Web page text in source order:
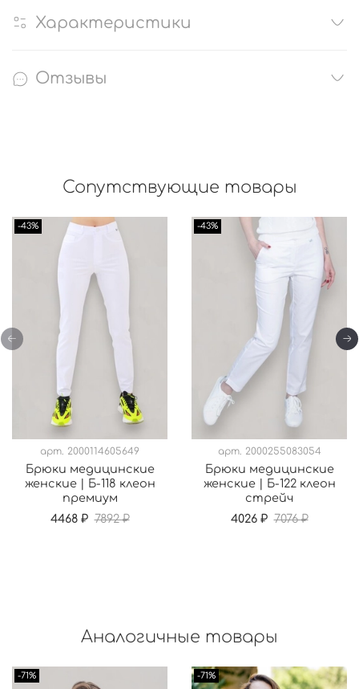
Характеристики
Отзывы
Сопутствующие товары
-43%
арт. 2000114605649
Брюки медицинские
женские | Б-118 клеон
премиум
4468 ₽ 7892 ₽
-43%
арт. 2000255083054
Брюки медицинские
женские | Б-122 клеон
стрейч
4026 ₽ 7076 ₽
Аналогичные товары
-71% -71%